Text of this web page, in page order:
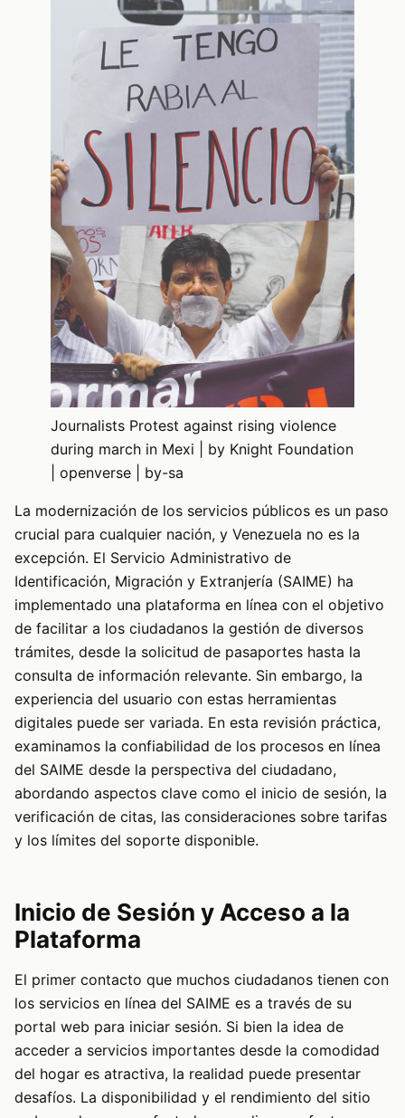
Journalists Protest against rising violence
during march in Mexi | by Knight Foundation
| openverse | by-sa
La modernización de los servicios públicos es un paso
crucial para cualquier nación, y Venezuela no es la
excepción. El Servicio Administrativo de
Identificación, Migración y Extranjería (SAIME) ha
implementado una plataforma en línea con el objetivo
de facilitar a los ciudadanos la gestión de diversos
trámites, desde la solicitud de pasaportes hasta la
consulta de información relevante. Sin embargo, la
experiencia del usuario con estas herramientas
digitales puede ser variada. En esta revisión práctica,
examinamos la confiabilidad de los procesos en línea
del SAIME desde la perspectiva del ciudadano,
abordando aspectos clave como el inicio de sesión, la
verificación de citas, las consideraciones sobre tarifas
y los límites del soporte disponible.
Inicio de Sesión y Acceso a la
Plataforma
El primer contacto que muchos ciudadanos tienen con
los servicios en línea del SAIME es a través de su
portal web para iniciar sesión. Si bien la idea de
acceder a servicios importantes desde la comodidad
del hogar es atractiva, la realidad puede presentar
desafíos. La disponibilidad y el rendimiento del sitio